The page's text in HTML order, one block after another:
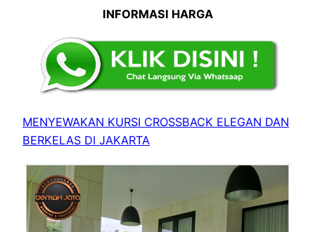
INFORMASI HARGA
MENYEWAKAN KURSI CROSSBACK ELEGAN DAN
BERKELAS DI JAKARTA